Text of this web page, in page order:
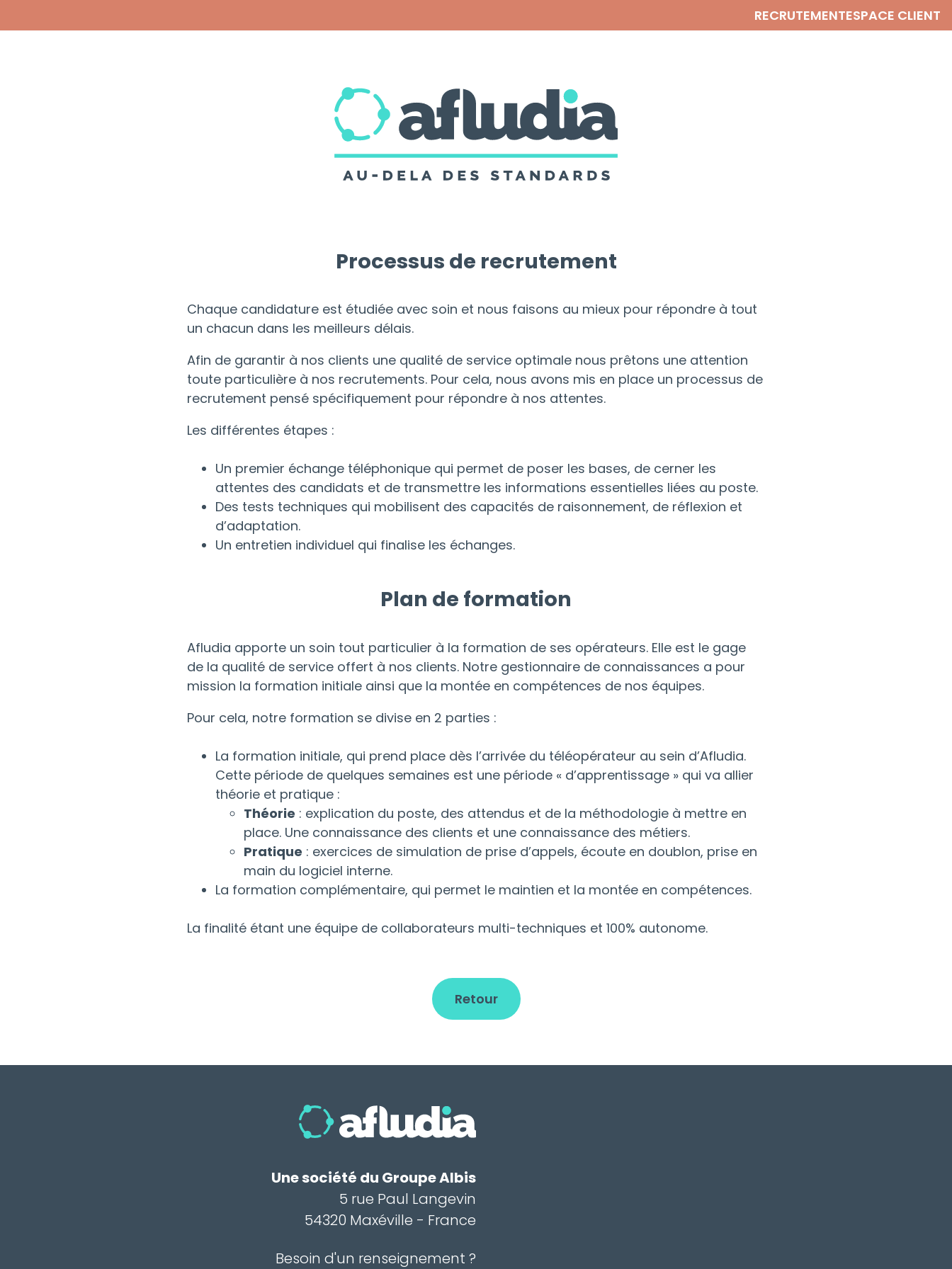
RECRUTEMENTESPACE CLIENT
Processus de recrutement
Chaque candidature est étudiée avec soin et nous faisons au mieux pour répondre à tout
un chacun dans les meilleurs délais.
Afin de garantir à nos clients une qualité de service optimale nous prêtons une attention
toute particulière à nos recrutements. Pour cela, nous avons mis en place un processus de
recrutement pensé spécifiquement pour répondre à nos attentes.
Les différentes étapes :
Un premier échange téléphonique qui permet de poser les bases, de cerner les
attentes des candidats et de transmettre les informations essentielles liées au poste.
Des tests techniques qui mobilisent des capacités de raisonnement, de réflexion et
d’adaptation.
Un entretien individuel qui finalise les échanges.
Plan de formation
Afludia apporte un soin tout particulier à la formation de ses opérateurs. Elle est le gage
de la qualité de service offert à nos clients. Notre gestionnaire de connaissances a pour
mission la formation initiale ainsi que la montée en compétences de nos équipes.
Pour cela, notre formation se divise en 2 parties :
La formation initiale, qui prend place dès l’arrivée du téléopérateur au sein d’Afludia.
Cette période de quelques semaines est une période « d’apprentissage » qui va allier
théorie et pratique :
Théorie : explication du poste, des attendus et de la méthodologie à mettre en
place. Une connaissance des clients et une connaissance des métiers.
Pratique : exercices de simulation de prise d’appels, écoute en doublon, prise en
main du logiciel interne.
La formation complémentaire, qui permet le maintien et la montée en compétences.
La finalité étant une équipe de collaborateurs multi-techniques et 100% autonome.
Retour
Une société du Groupe Albis
5 rue Paul Langevin
54320 Maxéville - France
Besoin d'un renseignement ?